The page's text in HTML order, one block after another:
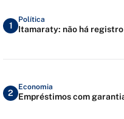
1
Política
Itamaraty: não há
2
Economia
Empréstimos com